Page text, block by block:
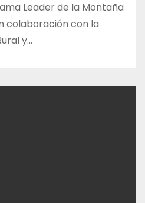
Leader de la Montaña
colaboración con la
y…